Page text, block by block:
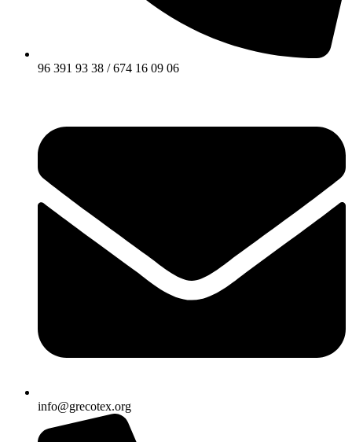
96 391 93 38 / 674 16 09 06
info@grecotex.org